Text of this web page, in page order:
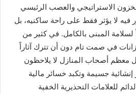
الاستراتيجي والعصب الرئيسي
لا يؤثر فقط على راحة ساكنيه، بل
لسلامة المبنى بالكامل. في كثير من
في صمت تام دون أن تترك آثاراً
معظم أصحاب المنازل لا يلاحظون
إنشائية جسيمة وتكبد خسائر مالية
للعلامات التحذيرية الخفية